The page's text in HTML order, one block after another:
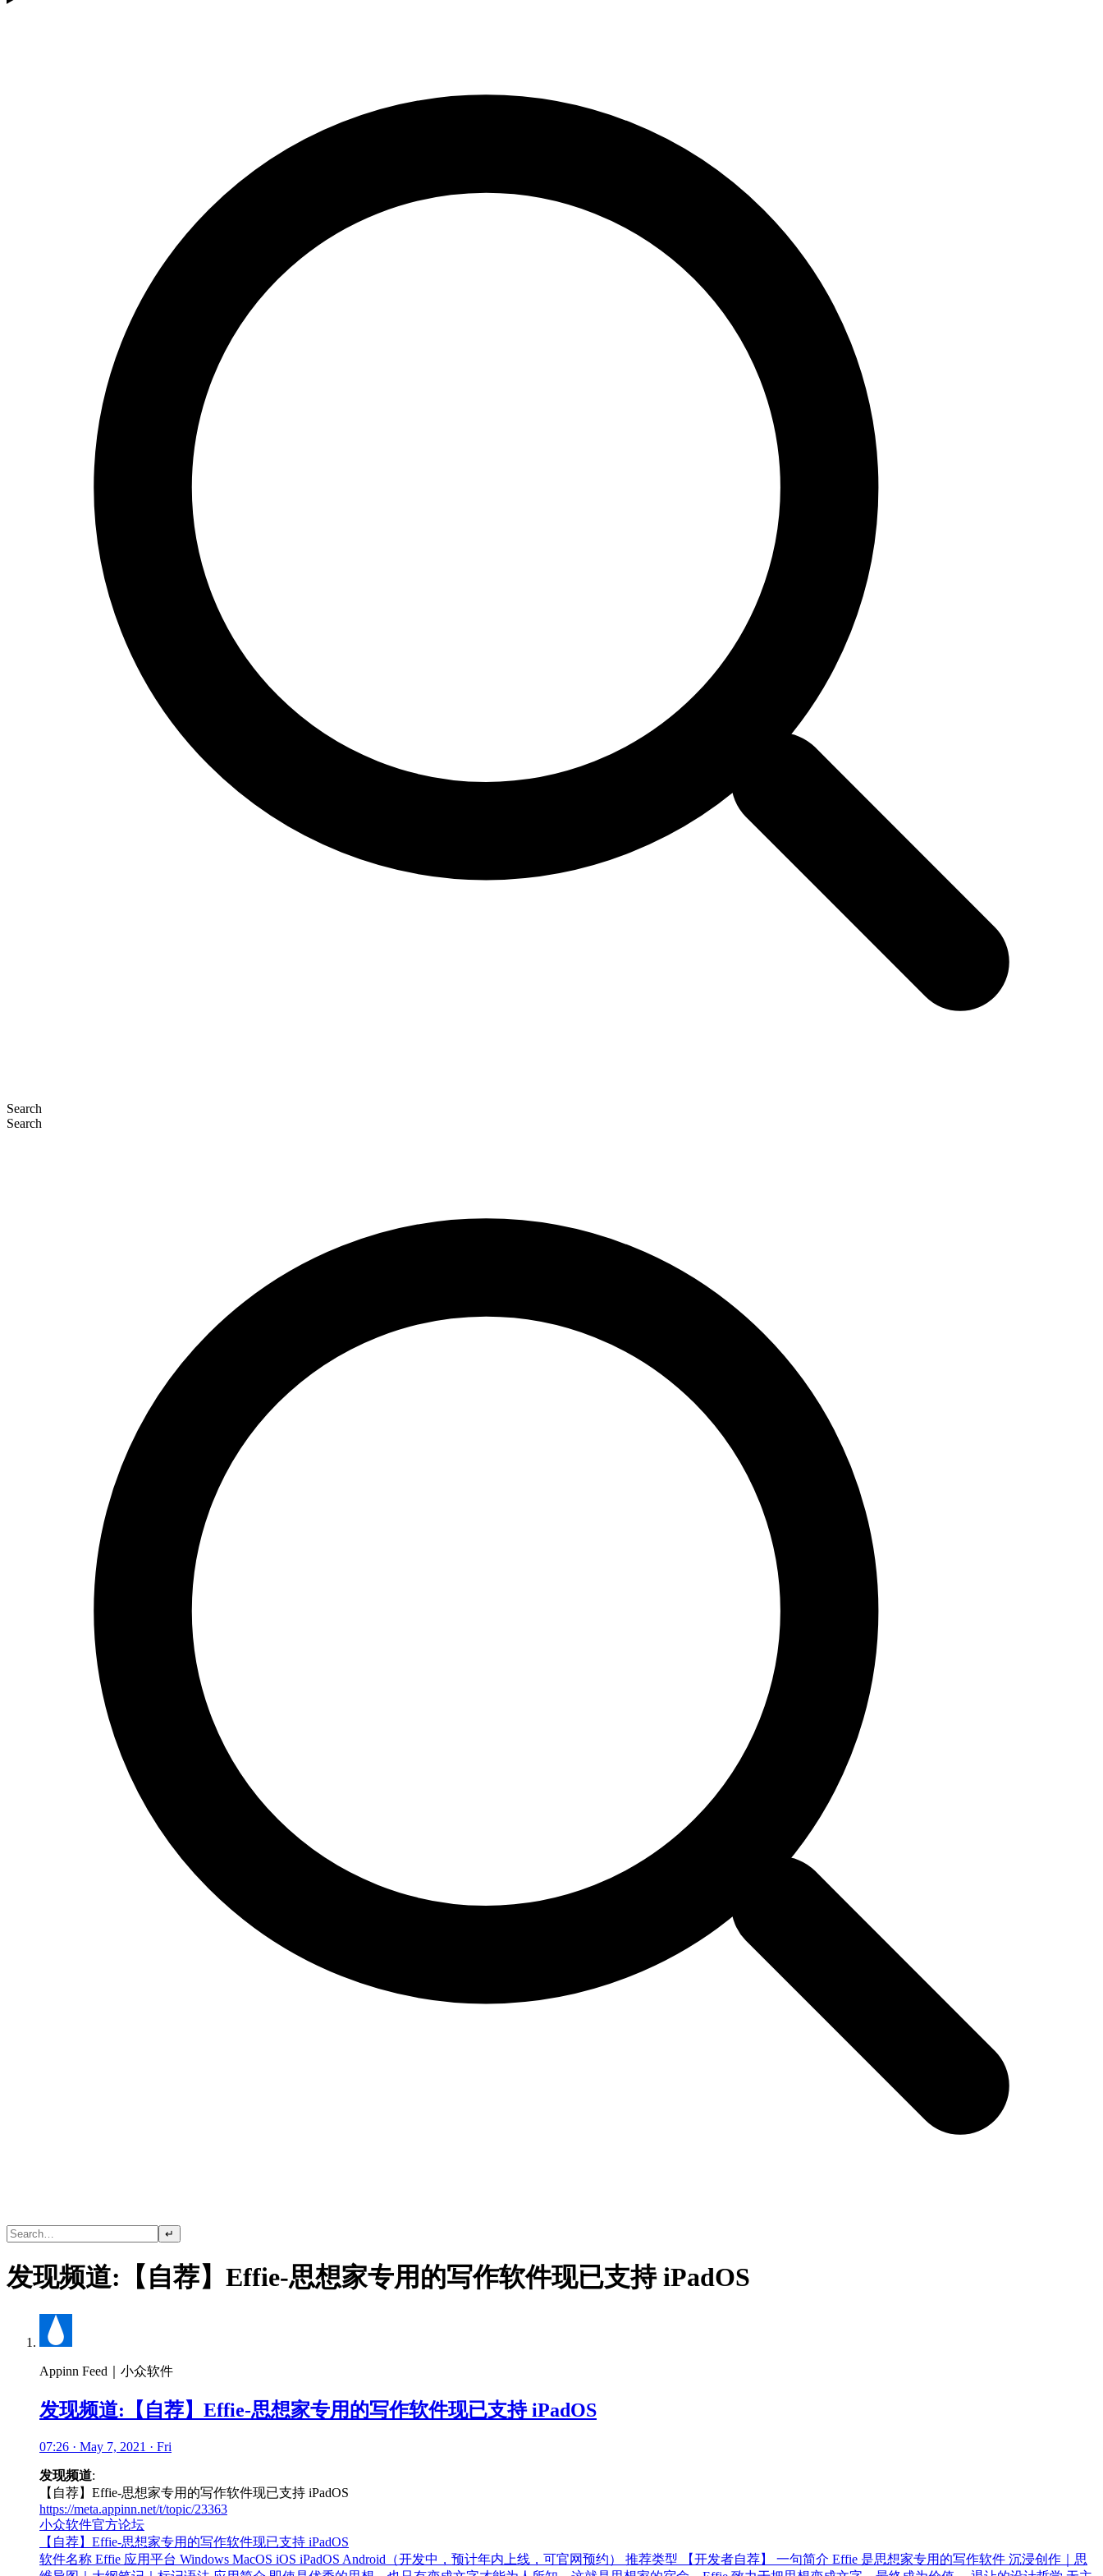
Search
Search
↵
发现频道:【自荐】Effie-思想家专用的写作软件现已支持 iPadOS
Appinn Feed｜小众软件
发现频道:【自荐】Effie-思想家专用的写作软件现已支持 iPadOS
07:26 · May 7, 2021 · Fri
发现频道:
【自荐】Effie-思想家专用的写作软件现已支持 iPadOS
https://meta.appinn.net/t/topic/23363
小众软件官方论坛
【自荐】Effie-思想家专用的写作软件现已支持 iPadOS
软件名称 Effie 应用平台 Windows MacOS iOS iPadOS Android（开发中，预计年内上线，可官网预约） 推荐类型 【开发者自荐】 一句简介 Effie 是思想家专用的写作软件 沉浸创作｜思